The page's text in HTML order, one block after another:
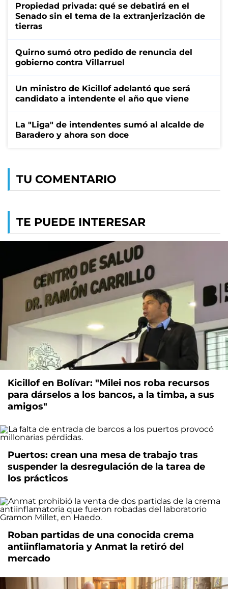
Propiedad privada: qué se debatirá en el
Senado sin el tema de la extranjerización de
tierras
Quirno sumó otro pedido de renuncia del
gobierno contra Villarruel
Un ministro de Kicillof adelantó que será
candidato a intendente el año que viene
La "Liga" de intendentes sumó al alcalde de
Baradero y ahora son doce
TU COMENTARIO
TE PUEDE INTERESAR
Kicillof en Bolívar: "Milei nos roba recursos
para dárselos a los bancos, a la timba, a sus
amigos"
Puertos: crean una mesa de trabajo tras
suspender la desregulación de la tarea de
los prácticos
Roban partidas de una conocida crema
antiinflamatoria y Anmat la retiró del
mercado